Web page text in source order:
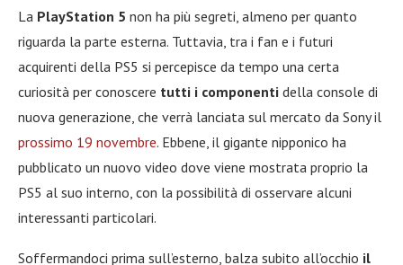
La PlayStation 5 non ha più segreti, almeno per quanto
riguarda la parte esterna. Tuttavia, tra i fan e i futuri
acquirenti della PS5 si percepisce da tempo una certa
curiosità per conoscere tutti i componenti della console di
nuova generazione, che verrà lanciata sul mercato da Sony il
prossimo 19 novembre. Ebbene, il gigante nipponico ha
pubblicato un nuovo video dove viene mostrata proprio la
PS5 al suo interno, con la possibilità di osservare alcuni
interessanti particolari.
Soffermandoci prima sull’esterno, balza subito all’occhio il